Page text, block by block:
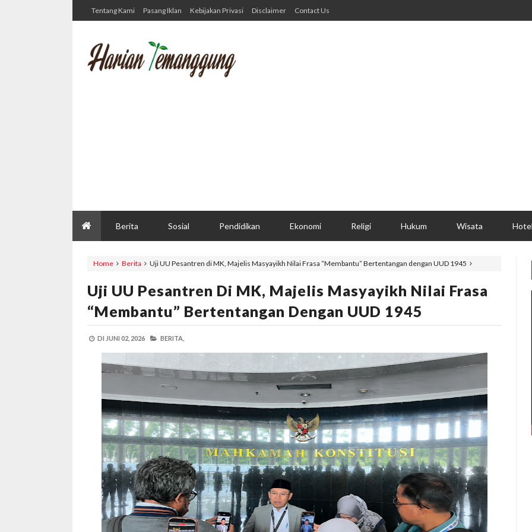
Tentang Kami Pasang Iklan Kebijakan Privasi Disclaimer Contact Us
Berita Sosial Pendidikan Ekonomi Religi Hukum Wisata Hotel
Home Berita Uji UU Pesantren di MK, Majelis Masyayikh Nilai Frasa “Membantu” Bertentangan dengan UUD 1945
Uji UU Pesantren Di MK, Majelis Masyayikh Nilai Frasa
“Membantu” Bertentangan Dengan UUD 1945
DI JUNI 02, 2026 BERITA,